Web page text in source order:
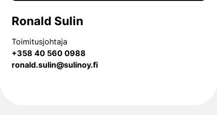
Ronald Sulin
Toimitusjohtaja
+358 40 560 0988
ronald.sulin@sulinoy.fi